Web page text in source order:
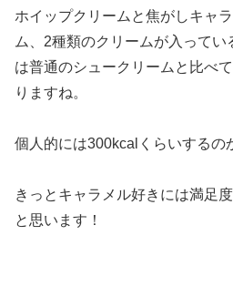
ホイップクリームと焦がしキャ
ム、2種類のクリームが入って
は普通のシュークリームと比べ
りますね。
個人的には300kcalくらいするの
きっとキャラメル好きには満足
と思います！